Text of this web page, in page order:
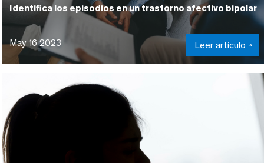
Identifica los episodios en un trastorno afectivo bipolar
May 16 2023 Leer artículo